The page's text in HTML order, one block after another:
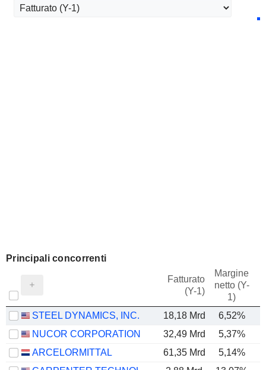
Principali concorrenti
Fatturato
(Y-1)
Margine
netto (Y-
1)
STEEL DYNAMICS, INC. 18,18 Mrd 6,52%
NUCOR CORPORATION
32,49 Mrd 5,37%
ARCELORMITTAL
61,35 Mrd 5,14%